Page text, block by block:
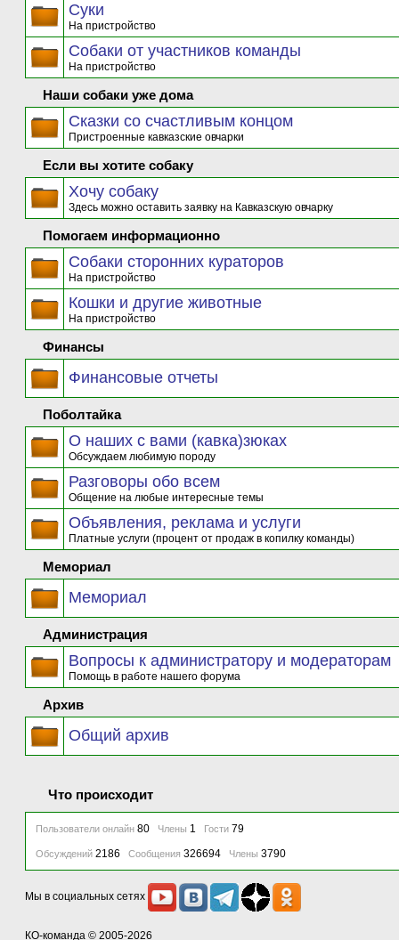
Суки
На пристройство
Собаки от участников команды
На пристройство
Наши собаки уже дома
Сказки со счастливым концом
Пристроенные кавказские овчарки
Если вы хотите собаку
Хочу собаку
Здесь можно оставить заявку на Кавказскую овчарку
Помогаем информационно
Собаки сторонних кураторов
На пристройство
Кошки и другие животные
На пристройство
Финансы
Финансовые отчеты
Поболтайка
О наших с вами (кавка)зюках
Обсуждаем любимую породу
Разговоры обо всем
Общение на любые интересные темы
Объявления, реклама и услуги
Платные услуги (процент от продаж в копилку команды)
Мемориал
Мемориал
Администрация
Вопросы к администратору и модераторам
Помощь в работе нашего форума
Архив
Общий архив
Что происходит
Пользователи онлайн 80 Члены 1 Гости 79
Обсуждений 2186 Сообщения 326694 Члены 3790
Мы в социальных сетях
КО-команда © 2005-2026